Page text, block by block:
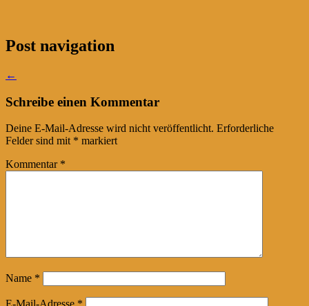
Post navigation
←
Schreibe einen Kommentar
Deine E-Mail-Adresse wird nicht veröffentlicht. Erforderliche
Felder sind mit * markiert
Kommentar *
Name *